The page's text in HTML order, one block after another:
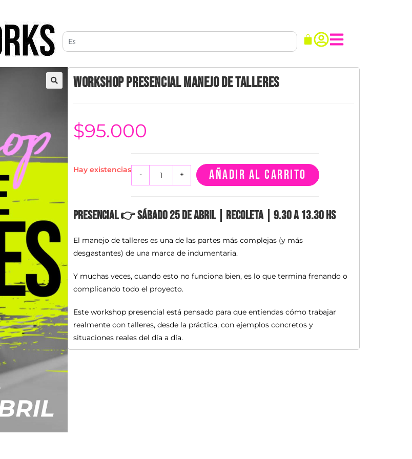
WORKSHOP PRESENCIAL MANEJO DE TALLERES
$95.000
Hay existencias - + AÑADIR AL CARRITO
Presencial 👉​ Sábado 25 de abril | Recoleta | 9.30 a 13.30 hs
El manejo de talleres es una de las partes más complejas (y más
desgastantes) de una marca de indumentaria.
Y muchas veces, cuando esto no funciona bien, es lo que termina frenando o
complicando todo el proyecto.
Este workshop presencial está pensado para que entiendas cómo trabajar
realmente con talleres, desde la práctica, con ejemplos concretos y
situaciones reales del día a día.